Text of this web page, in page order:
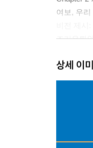
여보, 우
조기은퇴
Part 2 투
종잣돈 1
종잣돈 모
상세 이